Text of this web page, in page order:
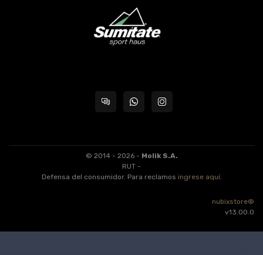
© 2014 - 2026 - Molik S.A.
RUT -
Defensa del consumidor. Para reclamos ingrese aquí.
nubixstore®
v13.00.0